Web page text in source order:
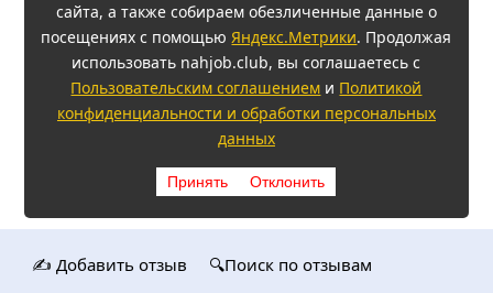
сайта, а также собираем обезличенные данные о
посещениях с помощьюЯндекс.Метрики. Продолжая
использовать nahjob.club, вы соглашаетесь с
Пользовательским соглашением и Политикой
конфиденциальности и обработки персональных
данных
Принять Отклонить
✍️ Добавить отзыв
🔍Поиск по отзывам